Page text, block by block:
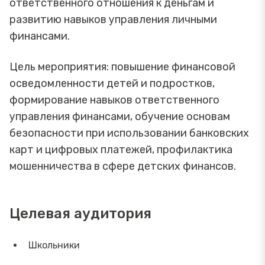
ответственного отношения к деньгам и
развитию навыков управления личными
финансами.
Цель мероприятия: повышение финансовой
осведомленности детей и подростков,
формирование навыков ответственного
управления финансами, обучение основам
безопасности при использовании банковских
карт и цифровых платежей, профилактика
мошенничества в сфере детских финансов.
Целевая аудитория
Школьники